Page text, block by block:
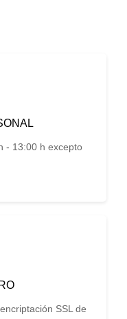
- 13:00 h excepto
SSL de